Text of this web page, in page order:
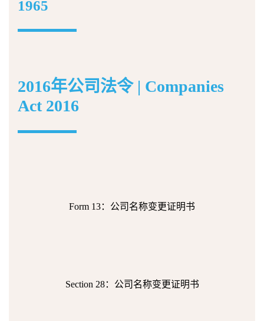
1965
2016年公司法令 | Companies
Act 2016
Form 13：公司名称变更证明书
Section 28：公司名称变更证明书